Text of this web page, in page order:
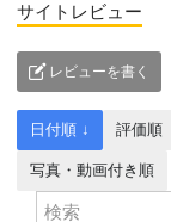
サイトレビュー
レビューを書く
日付順 ↓ 評価順
写真・動画付き順